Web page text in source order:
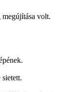
megújítása volt.